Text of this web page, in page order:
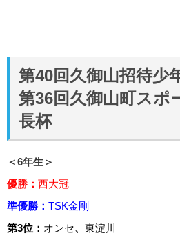
第40回久御山招待少
第36回久御山町スポ
長杯
＜6年生＞
優勝： 西大冠
準優勝： TSK金剛
第3位： オンセ、 東淀川